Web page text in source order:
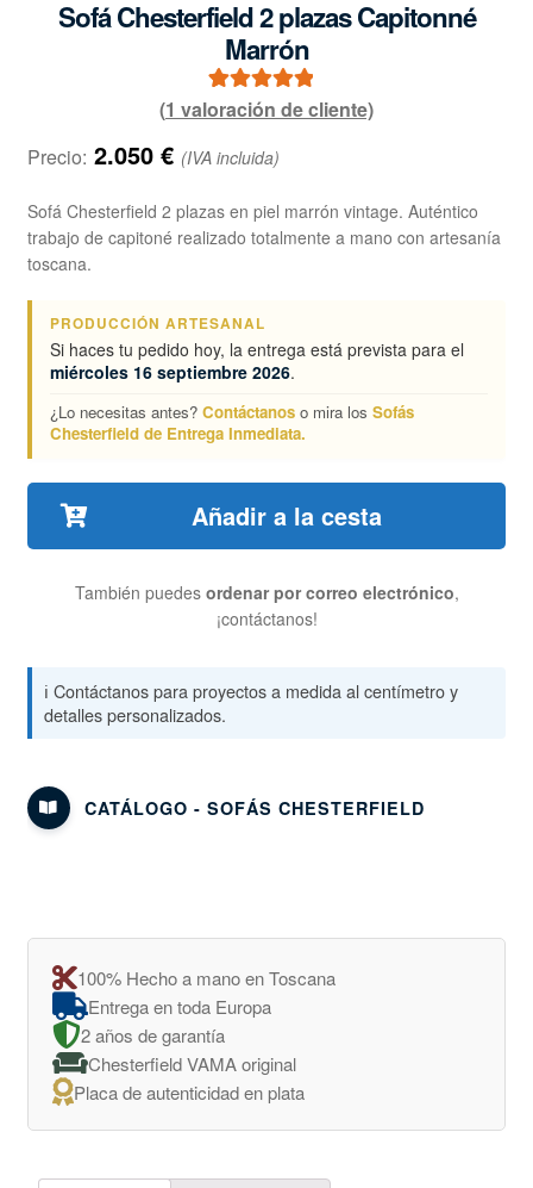
Sofá Chesterfield 2 plazas Capitonné
Marrón
Valorado con
base a
1
un cliente
(1 valoración de cliente)
Precio: 2.050 € (IVA incluida)
Sofá Chesterfield 2 plazas en piel marrón vintage. Auténtico
trabajo de capitoné realizado totalmente a mano con artesanía
toscana.
PRODUCCIÓN ARTESANAL
Si haces tu pedido hoy, la entrega está prevista para el
miércoles 16 septiembre 2026.
¿Lo necesitas antes? Contáctanoso mira los Sofás
Chesterfield de Entrega Inmediata.
Añadir a la cesta
También puedes ordenar por correo electrónico,
¡contáctanos!
ℹ️ Contáctanos para proyectos a medida al centímetro y
detalles personalizados.
CATÁLOGO - SOFÁS CHESTERFIELD
100% Hecho a mano en Toscana
Entrega en toda Europa
2 años de garantía
Chesterfield VAMA original
Placa de autenticidad en plata